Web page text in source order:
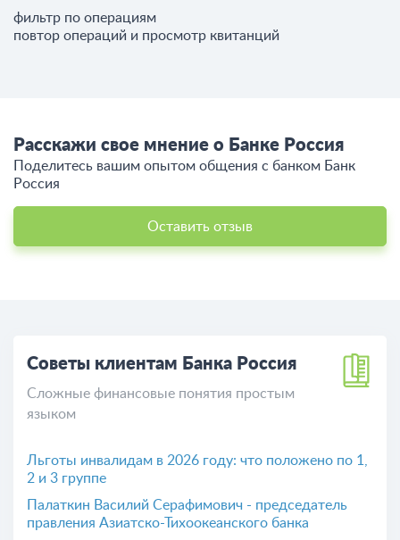
фильтр по операциям
повтор операций и просмотр квитанций
Расскажи свое мнение о Банке Россия
Поделитесь вашим опытом общения c банком Банк
Россия
Оставить отзыв
Советы клиентам Банка Россия
Сложные финансовые понятия простым
языком
Льготы инвалидам в 2026 году: что положено по 1,
2 и 3 группе
Палаткин Василий Серафимович - председатель
правления Азиатско-Тихоокеанского банка